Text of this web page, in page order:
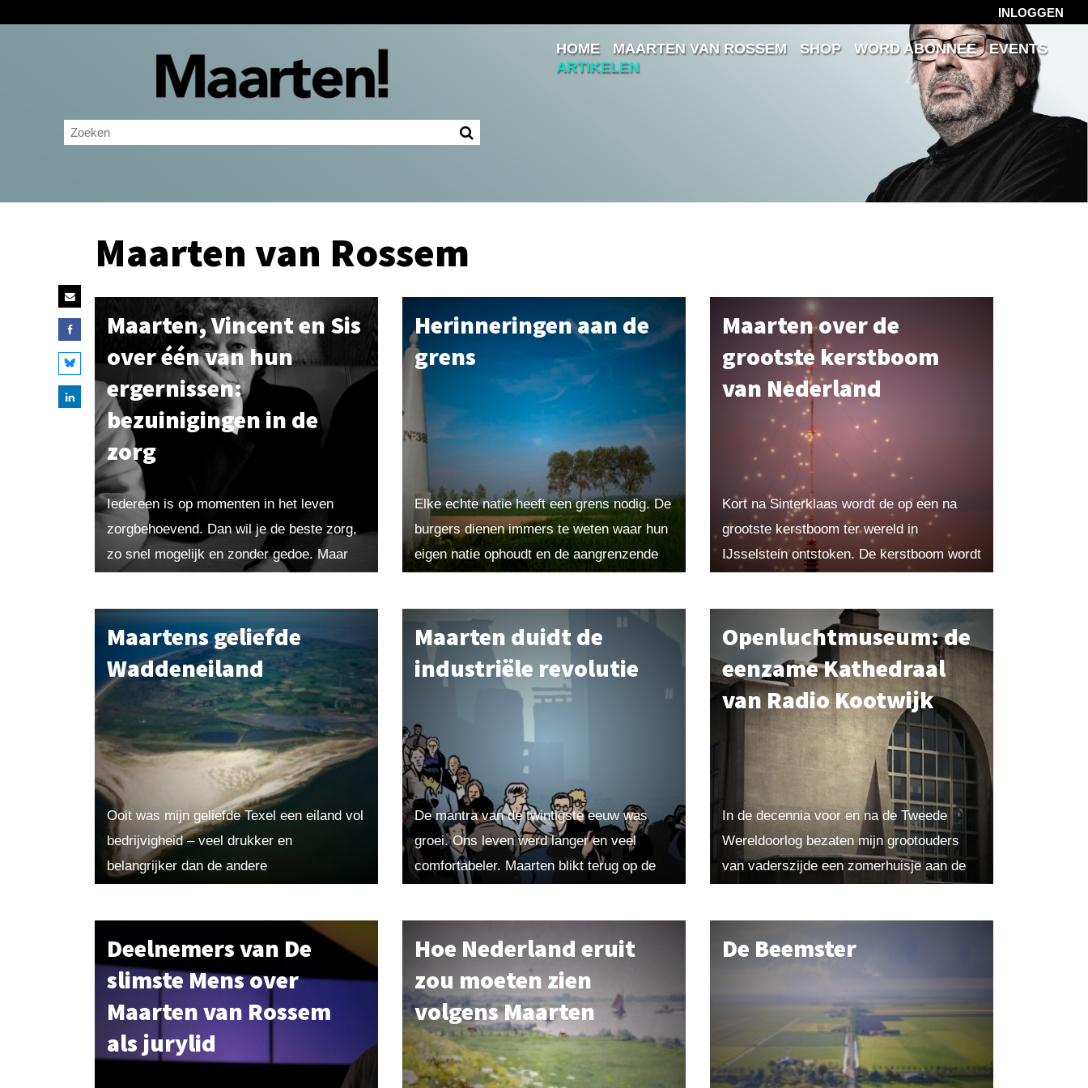
INLOGGEN
Inloggen
Ingelogd blijven
HOME MAARTEN VAN ROSSEM SHOP WORD ABONNEE
EVENTS
ARTIKELEN
Maarten van Rossem
Maarten, Vincent en Sis
over één van hun
ergernissen:
bezuinigingen in de
zorg
Iedereen is op momenten in het leven
zorgbehoevend. Dan wil je de beste zorg,
zo snel mogelijk en zonder gedoe. Maar
Herinneringen aan de
grens
Elke echte natie heeft een grens nodig. De
burgers dienen immers te weten waar hun
eigen natie ophoudt en de aangrenzende
Maarten over de
grootste kerstboom
van Nederland
Kort na Sinterklaas wordt de op een na
grootste kerstboom ter wereld in
IJsselstein ontstoken. De kerstboom wordt
Maartens geliefde
Waddeneiland
Ooit was mijn geliefde Texel een eiland vol
bedrijvigheid – veel drukker en
belangrijker dan de andere
Maarten duidt de
industriële revolutie
De mantra van de twintigste eeuw was
groei. Ons leven werd langer en veel
comfortabeler. Maarten blikt terug op de
Openluchtmuseum: de
eenzame Kathedraal
van Radio Kootwijk
In de decennia voor en na de Tweede
Wereldoorlog bezaten mijn grootouders
van vaderszijde een zomerhuisje aan de
noordelijk...
Deelnemers van De
slimste Mens over
Maarten van Rossem
als jurylid
Hoe Nederland eruit
zou moeten zien
volgens Maarten
De Beemster